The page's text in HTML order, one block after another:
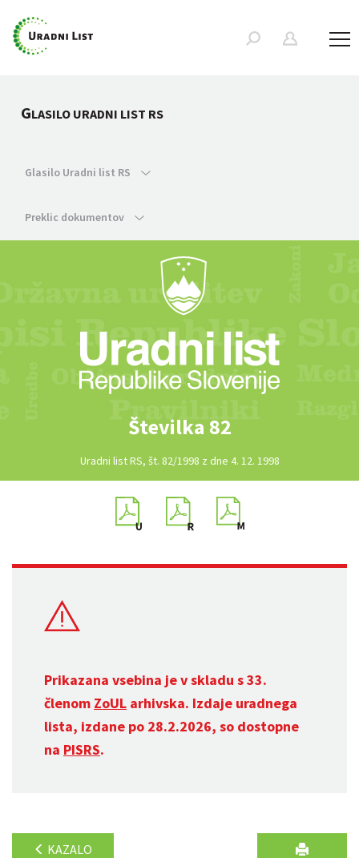
GLASILO URADNI LIST RS
Glasilo Uradni list RS
Preklic dokumentov
Številka 82
Uradni list RS, št. 82/1998 z dne 4. 12. 1998
Prikazana vsebina je v skladu s 33.
členom ZoUL arhivska. Izdaje uradnega
lista, izdane po 28.2.2026, so dostopne
na PISRS.
KAZALO